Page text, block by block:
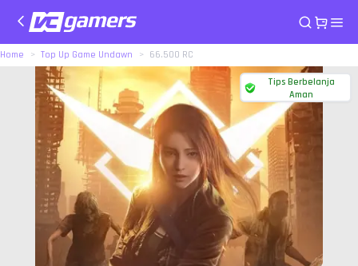
Home Top Up Game Undawn 66.500 RC
Tips Berbelanja
Aman